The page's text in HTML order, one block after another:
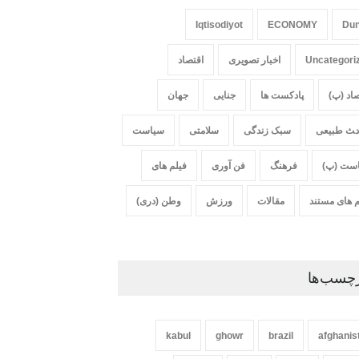
ECONOMY
Iqtisodiyot
اخبار تصویری اقتصاد
(پ) پادکست ها جنایی جهان
طبیعی سبک زندگی سلامتی سیاست
(پ) فرهنگ فن آوری فیلم های
های مستند مقالات ورزش وطن (دری)
brazil
ghowr
kabul